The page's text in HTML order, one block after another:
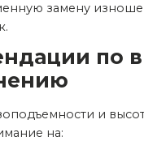
замену
по
и
на: